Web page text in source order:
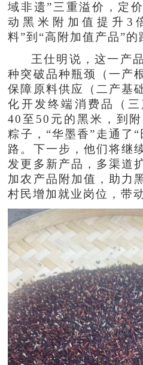
域非遗”三重溢价，定
动黑米附加值提升3
料”到“高附加值产品”的
王仕明说，这一产
种突破品种瓶颈（一产
保障原料供应（二产基
化开发终端消费品（
40至50元的黑米，到
粽子，“华墨香”走通了
路。下一步，他们将继
发更多新产品，多渠道
加农产品附加值，助力
村民增加就业岗位，带